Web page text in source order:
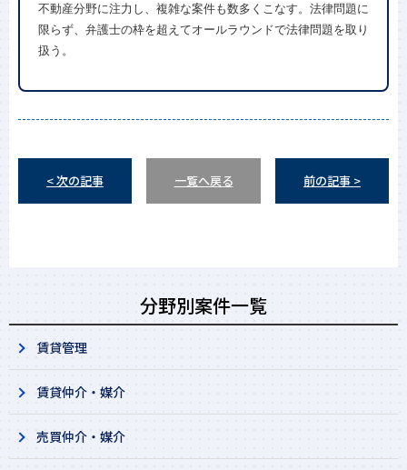
分野別案件一覧
賃貸管理
賃貸仲介・媒介
売買仲介・媒介
不動産分野に注力し、複雑な案件も数多くこなす。法律問題に
限らず、弁護士の枠を超えてオールラウンドで法律問題を取り
扱う。
< 次の記事 一覧へ戻る 前の記事 >